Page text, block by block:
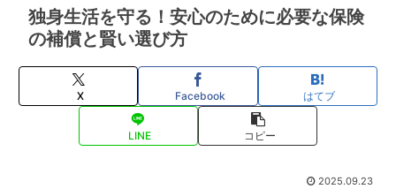
独身生活を守る！安心のために必要な保険
の補償と賢い選び方
X Facebook はてブ
LINE コピー
2025.09.23